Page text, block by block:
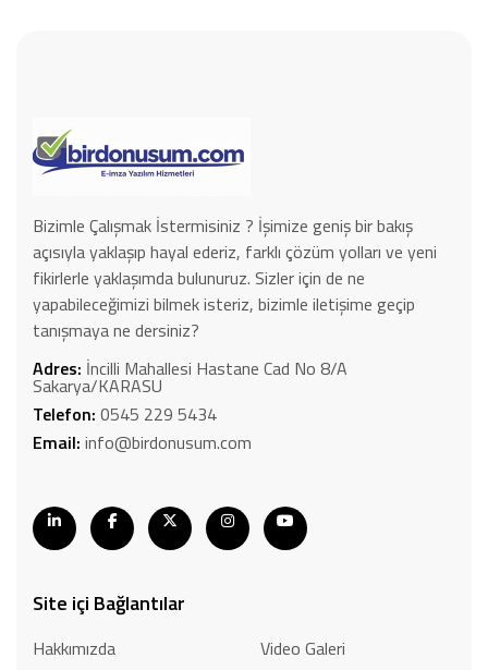
Bizimle Çalışmak İstermisiniz ? İşimize geniş bir bakış
açısıyla yaklaşıp hayal ederiz, farklı çözüm yolları ve yeni
fikirlerle yaklaşımda bulunuruz. Sizler için de ne
yapabileceğimizi bilmek isteriz, bizimle iletişime geçip
tanışmaya ne dersiniz?
Adres: İncilli Mahallesi Hastane Cad No 8/A
Sakarya/KARASU
Telefon: 0545 229 5434
Email: info@birdonusum.com
Site içi Bağlantılar
Hakkımızda Video Galeri